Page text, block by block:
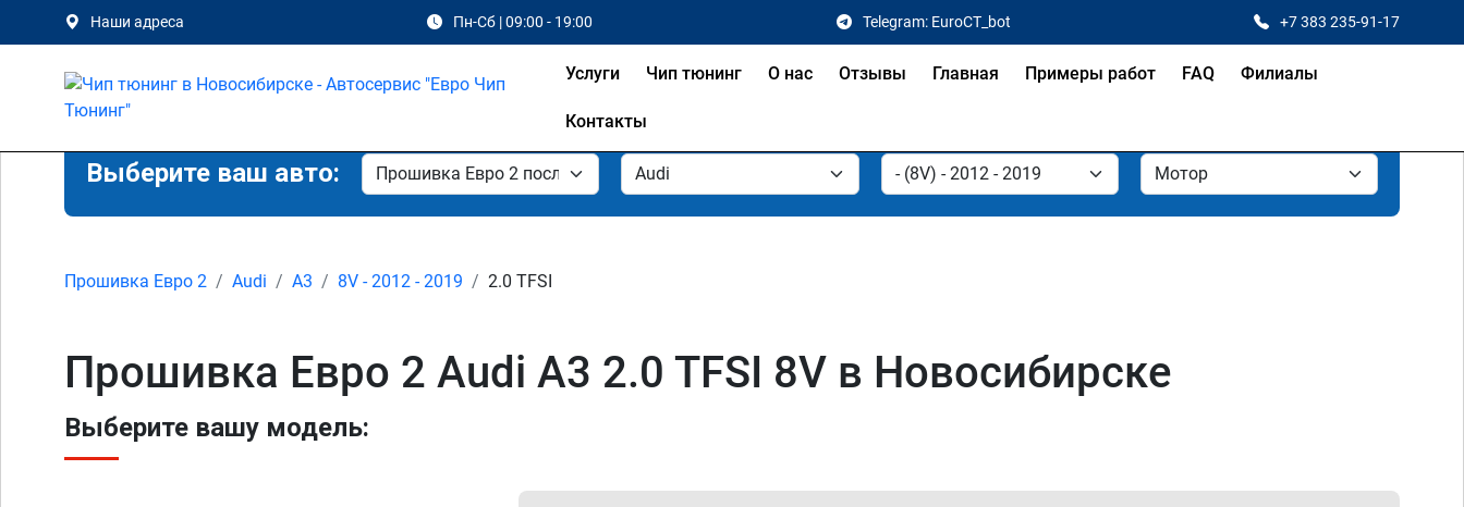
Наши адреса Пн-Сб | 09:00 - 19:00 Telegram: EuroCT_bot +7 383 235-91-17
Услуги Чип тюнинг О нас Отзывы Главная Примеры работ FAQ Филиалы
Контакты
Выберите ваш авто:
Прошивка Евро 2 Audi A3 8V - 2012 - 2019 2.0 TFSI
Прошивка Евро 2 Audi A3 2.0 TFSI 8V в Новосибирске
Выберите вашу модель: